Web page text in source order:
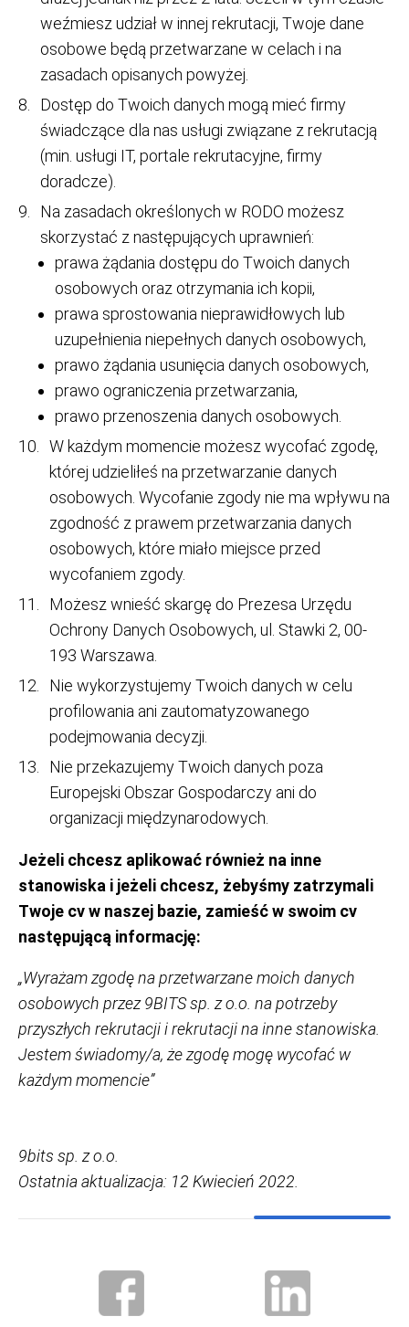
weźmiesz udział w innej rekrutacji, Twoje dane
osobowe będą przetwarzane w celach i na
zasadach opisanych powyżej.
Dostęp do Twoich danych mogą mieć firmy
świadczące dla nas usługi związane z rekrutacją
(min. usługi IT, portale rekrutacyjne, firmy
doradcze).
Na zasadach określonych w RODO możesz
skorzystać z następujących uprawnień:
prawa żądania dostępu do Twoich danych
osobowych oraz otrzymania ich kopii,
prawa sprostowania nieprawidłowych lub
uzupełnienia niepełnych danych osobowych,
prawo żądania usunięcia danych osobowych,
prawo ograniczenia przetwarzania,
prawo przenoszenia danych osobowych.
W każdym momencie możesz wycofać zgodę,
której udzieliłeś na przetwarzanie danych
osobowych. Wycofanie zgody nie ma wpływu na
zgodność z prawem przetwarzania danych
osobowych, które miało miejsce przed
wycofaniem zgody.
Możesz wnieść skargę do Prezesa Urzędu
Ochrony Danych Osobowych, ul. Stawki 2, 00-
193 Warszawa.
Nie wykorzystujemy Twoich danych w celu
profilowania ani zautomatyzowanego
podejmowania decyzji.
Nie przekazujemy Twoich danych poza
Europejski Obszar Gospodarczy ani do
organizacji międzynarodowych.
Jeżeli chcesz aplikować również na inne
stanowiska i jeżeli chcesz, żebyśmy zatrzymali
Twoje cv w naszej bazie, zamieść w swoim cv
następującą informację:
„Wyrażam zgodę na przetwarzane moich danych
osobowych przez 9BITS sp. z o.o. na potrzeby
przyszłych rekrutacji i rekrutacji na inne stanowiska.
Jestem świadomy/a, że zgodę mogę wycofać w
każdym momencie”
9bits sp. z o.o.
Ostatnia aktualizacja: 12 Kwiecień 2022.